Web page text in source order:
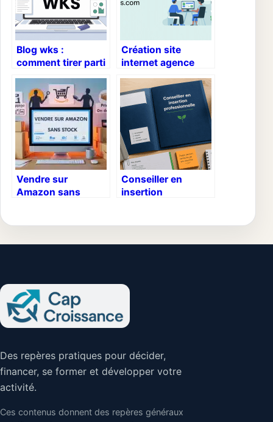
Blog wks :
comment tirer parti
votre stratégie
digitale
Création site
internet agence
comment réussir
votre projet de a à
Vendre sur
Amazon sans
et comment
Conseiller en
insertion
administrative
Des repères pratiques pour décider,
financer, se former et développer votre
activité.
Ces contenus donnent des repères généraux